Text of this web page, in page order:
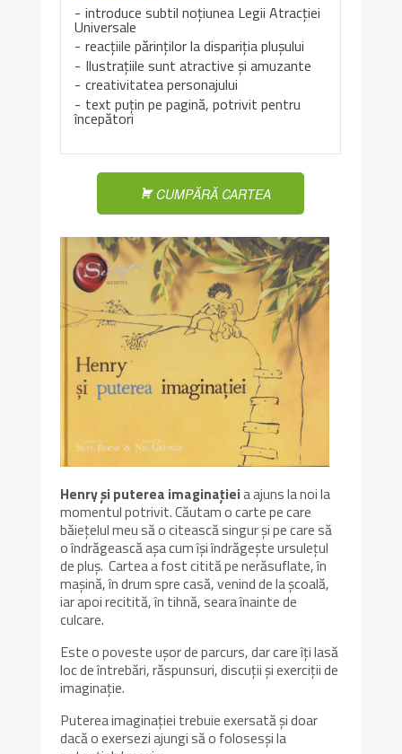
introduce subtil noțiunea Legii Atracției
Universale
reacțiile părinților la dispariția plușului
Ilustrațiile sunt atractive și amuzante
creativitatea personajului
text puțin pe pagină, potrivit pentru
începători
CUMPĂRĂ CARTEA
Henry și puterea imaginațieia ajuns la noi la
momentul potrivit. Căutam o carte pe care
băiețelul meu să o citească singur și pe care să
o îndrăgească așa cum își îndrăgește ursulețul
de pluș. Cartea a fost citită pe nerăsuflate, în
mașină, în drum spre casă, venind de la școală,
iar apoi recitită, în tihnă, seara înainte de
culcare.
Este o poveste ușor de parcurs, dar care îți lasă
loc de întrebări, răspunsuri, discuții și exerciții de
imaginație.
Puterea imaginației trebuie exersată și doar
dacă o exersezi ajungi să o folosesși la